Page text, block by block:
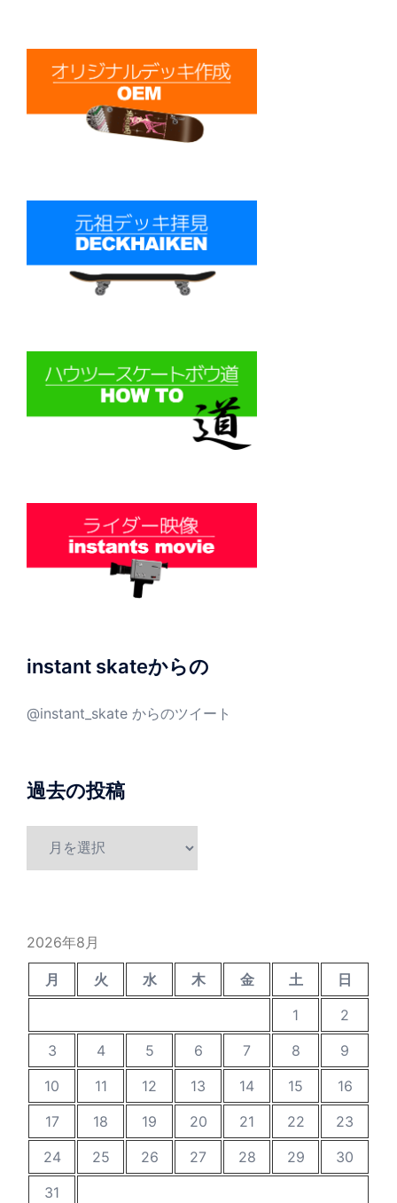
instant skateからの
@instant_skate からのツイート
過去の投稿
2026年8月
月 火 水 木 金 土
日
1
2
3
4 5 6 7 8
9
10
11 12 13 14 15
16
17
18 19 20 21 22
23
24
25 26 27 28 29
30
31